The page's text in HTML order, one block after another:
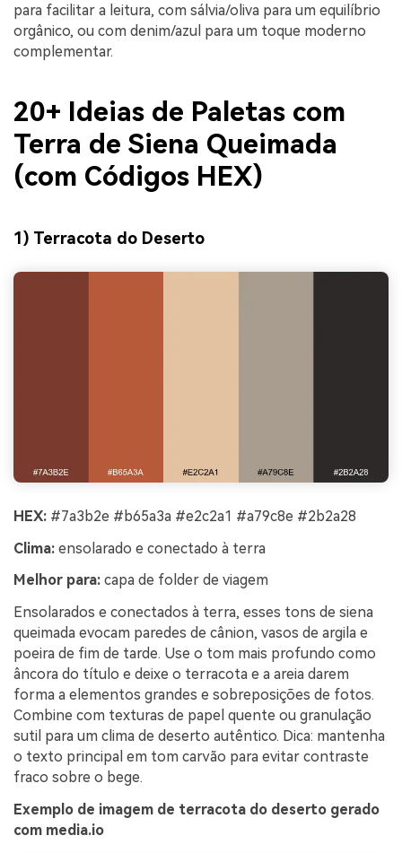
para facilitar a leitura, com sálvia/oliva para um equilíbrio
orgânico, ou com denim/azul para um toque moderno
complementar.
20+ Ideias de Paletas com
Terra de Siena Queimada
(com Códigos HEX)
1) Terracota do Deserto
HEX: #7a3b2e #b65a3a #e2c2a1 #a79c8e #2b2a28
Clima: ensolarado e conectado à terra
Melhor para: capa de folder de viagem
Ensolarados e conectados à terra, esses tons de siena
queimada evocam paredes de cânion, vasos de argila e
poeira de fim de tarde. Use o tom mais profundo como
âncora do título e deixe o terracota e a areia darem
forma a elementos grandes e sobreposições de fotos.
Combine com texturas de papel quente ou granulação
sutil para um clima de deserto autêntico. Dica: mantenha
o texto principal em tom carvão para evitar contraste
fraco sobre o bege.
Exemplo de imagem de terracota do deserto gerado
com media.io